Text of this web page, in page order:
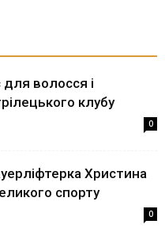
для волосся і
клубу
0
Христина
спорту
0